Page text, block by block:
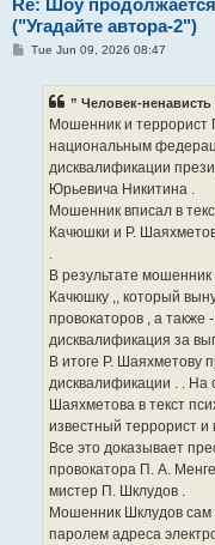
Re: Шоу
("Угадайте автора-2")
PTue Jun 09, 2026 08:47
” Человек-ненависть
Мошенник и террорист
национальным
дисквалификации
Юрьевича Никитина .
Мошенник вписал в
Качюшки и Р.
.
В результате
Качюшку ,, который
провокаторов , а также
дисквалификация за
В итоге Р. Шаяхметову
дисквалификации . .
Шаяхметова в текст
известный террорист
Все это доказывает
провокатора П. А.
мистер П. Шклудов .
Мошенник Шклудов сам
паролем адреса